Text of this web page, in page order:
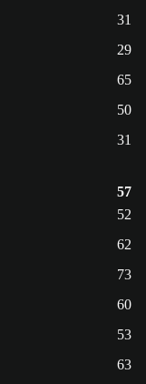
31
29
65
50
31
57
52
62
73
60
53
63